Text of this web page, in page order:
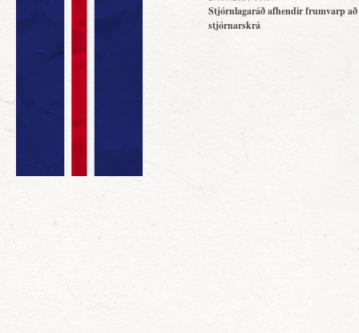
Stjórnlagaráð afhendir frumvarp
stjórnarskrá